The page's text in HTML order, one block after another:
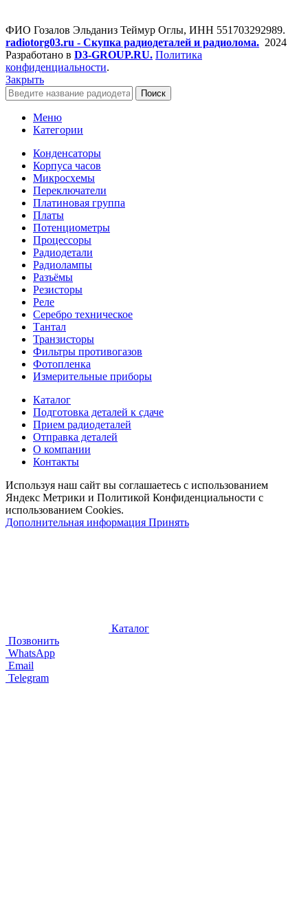
ФИО Гозалов Эльданиз Теймур Оглы, ИНН 551703292989.
radiotorg03.ru - Скупка радиодеталей и радиолома. 2024
Разработано в D3-GROUP.RU. Политика
конфиденциальности.
Закрыть
Поиск
Меню
Категории
Конденсаторы
Корпуса часов
Микросхемы
Переключатели
Платиновая группа
Платы
Потенциометры
Процессоры
Радиодетали
Радиолампы
Разъёмы
Резисторы
Реле
Серебро техническое
Тантал
Транзисторы
Фильтры противогазов
Фотопленка
Измерительные приборы
Каталог
Подготовка деталей к сдаче
Прием радиодеталей
Отправка деталей
О компании
Контакты
Используя наш сайт вы соглашаетесь с использованием
Яндекс Метрики и Политикой Конфиденциальности с
использованием Cookies.
Дополнительная информация Принять
Каталог
Позвонить
WhatsApp
Email
Telegram